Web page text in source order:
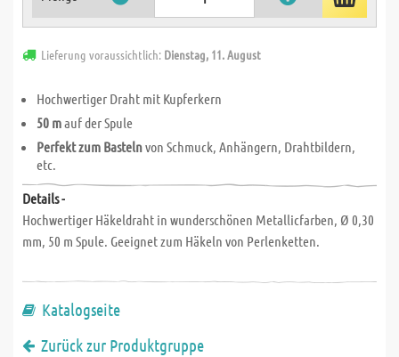
Lieferung voraussichtlich: Dienstag, 11. August
Hochwertiger Draht mit Kupferkern
50 mauf der Spule
Perfekt zum Bastelnvon Schmuck, Anhängern, Drahtbildern,
etc.
Details -
Hochwertiger Häkeldraht in wunderschönen Metallicfarben, Ø 0,30
mm, 50 m Spule. Geeignet zum Häkeln von Perlenketten.
Katalogseite
Zurück zur Produktgruppe